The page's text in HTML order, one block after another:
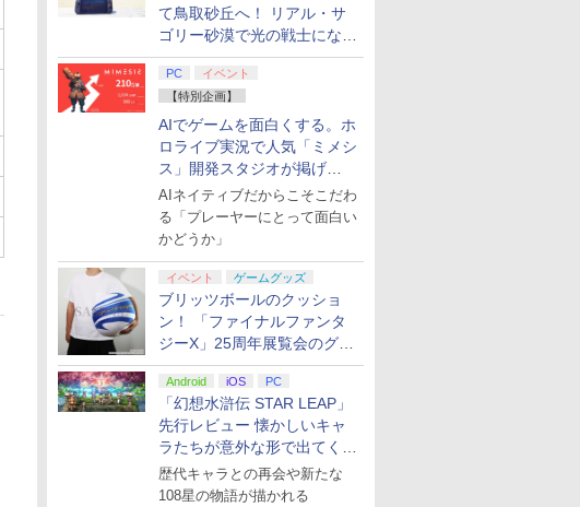
て鳥取砂丘へ！ リアル・サ
ゴリー砂漠で光の戦士になっ
てみた
PC
イベント
【特別企画】
AIでゲームを面白くする。ホ
ロライブ実況で人気「ミメシ
ス」開発スタジオが掲げ
る“AI活用の信念”とは？【講
演レポート】
AIネイティブだからこそこだわ
る「プレーヤーにとって面白い
かどうか」
イベント ゲームグッズ
ブリッツボールのクッショ
ン！ 「ファイナルファンタ
ジーX」25周年展覧会のグッ
ズ情報が公開
Android iOS PC
「幻想水滸伝 STAR LEAP」
先行レビュー 懐かしいキャ
ラたちが意外な形で出てくる
シリーズ完全新作！
歴代キャラとの再会や新たな
108星の物語が描かれる